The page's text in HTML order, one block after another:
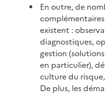
En outre, de
existent :
diagnostiques,
gestion
en particulier),
culture du
De plus, les